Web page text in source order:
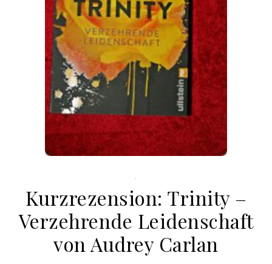
.
Kurzrezension: Trinity –
Verzehrende Leidenschaft
von Audrey Carlan